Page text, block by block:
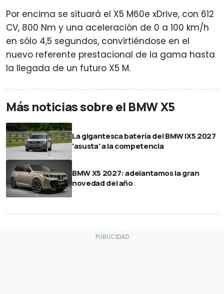
Por encima se situará el X5 M60e xDrive, con 612
CV, 800 Nm y una aceleración de 0 a 100 km/h
en sólo 4,5 segundos, convirtiéndose en el
nuevo referente prestacional de la gama hasta
la llegada de un futuro X5 M.
Más noticias sobre el BMW X5
La gigantesca batería del BMW iX5 2027
'asusta' a la competencia
BMW X5 2027: adelantamos la gran
novedad del año